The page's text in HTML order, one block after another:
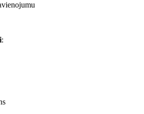
: